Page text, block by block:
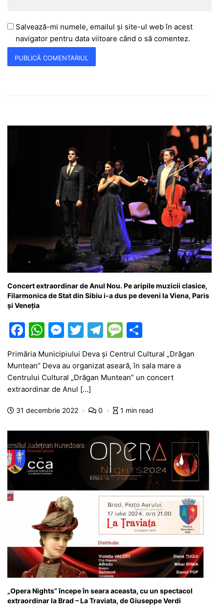
Salvează-mi numele, emailul și site-ul web în acest
navigator pentru data viitoare când o să comentez.
Concert extraordinar de Anul Nou. Pe aripile muzicii clasice,
Filarmonica de Stat din Sibiu i-a dus pe deveni la Viena, Paris
și Veneția
F
a
c
e
b
o
k
W
at
s
A
p
M
e
s
s
e
n
er
T
itt
er
T
el
e
gr
m
M
s
s
g
ta
je
z
Primăria Municipiului Deva și Centrul Cultural „Drăgan
Muntean” Deva au organizat aseară, în sala mare a
Centrului Cultural „Drăgan Muntean” un concert
extraordinar de Anul […]
31 decembrie 2022 0 1 min read
„Opera Nights” începe în seara aceasta, cu un spectacol
extraordinar la Brad – La Traviata, de Giuseppe Verdi